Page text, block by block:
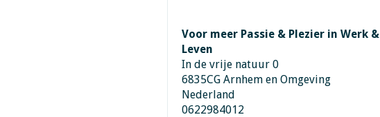
Voor meer Passie & Plezier in Werk &
Leven
In de vrije natuur 0
6835CG Arnhem en Omgeving
Nederland
0622984012